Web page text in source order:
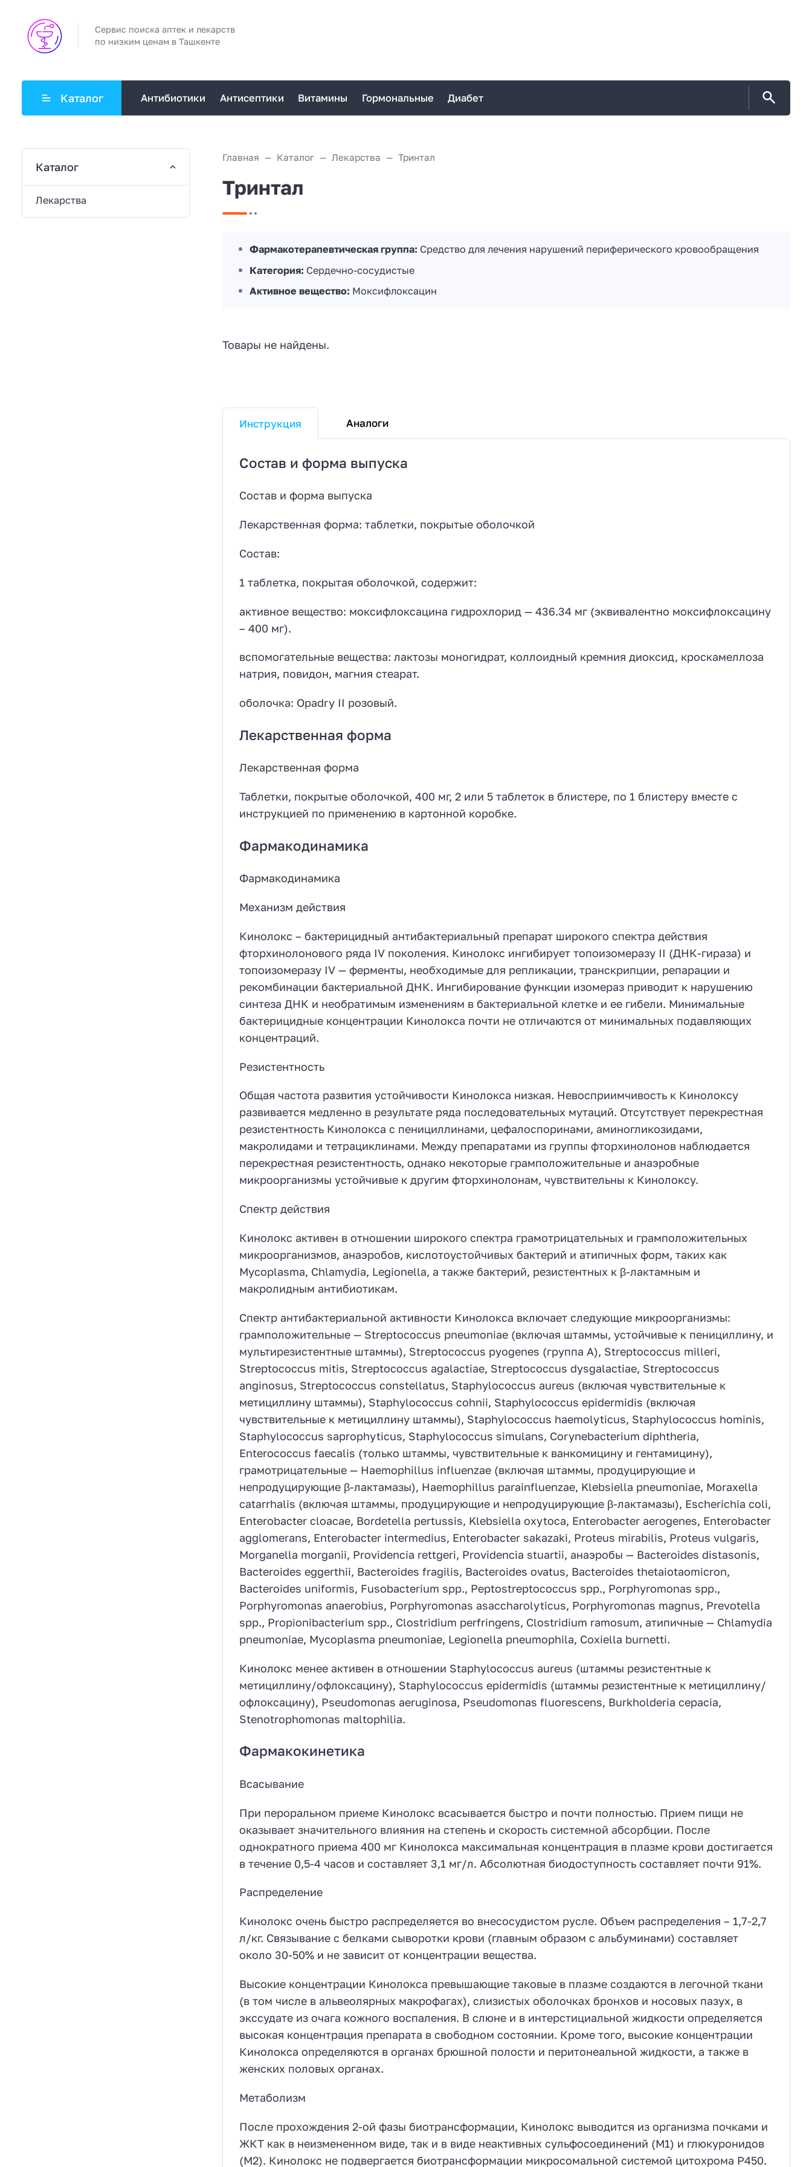
Сервис поиска аптек и лекарств
по низким ценам в Ташкенте
Каталог Антибиотики Антисептики Витамины Гормональные Диабет
Главная Каталог Лекарства Тринтал
Тринтал
Фармакотерапевтическая группа: Средство для лечения нарушений периферического кровообращения
Категория: Сердечно-сосудистые
Активное вещество: Моксифлоксацин
Товары не найдены.
Инструкция Аналоги
Состав и форма выпуска
Состав и форма выпуска
Лекарственная форма: таблетки, покрытые оболочкой
Состав:
1 таблетка, покрытая оболочкой, содержит:
активное вещество: моксифлоксацина гидрохлорид — 436.34 мг (эквивалентно моксифлоксацину
– 400 мг).
вспомогательные вещества: лактозы моногидрат, коллоидный кремния диоксид, кроскамеллоза
натрия, повидон, магния стеарат.
оболочка: Opadry II розовый.
Лекарственная форма
Лекарственная форма
Таблетки, покрытые оболочкой, 400 мг, 2 или 5 таблеток в блистере, по 1 блистеру вместе с
инструкцией по применению в картонной коробке.
Фармакодинамика
Фармакодинамика
Механизм действия
Кинолокс – бактерицидный антибактериальный препарат широкого спектра действия
фторхинолонового ряда IV поколения. Кинолокс ингибирует топоизомеразу II (ДНК-гираза) и
топоизомеразу IV — ферменты, необходимые для репликации, транскрипции, репарации и
рекомбинации бактериальной ДНК. Ингибирование функции изомераз приводит к нарушению
синтеза ДНК и необратимым изменениям в бактериальной клетке и ее гибели. Минимальные
бактерицидные концентрации Кинолокса почти не отличаются от минимальных подавляющих
концентраций.
Резистентность
Общая частота развития устойчивости Кинолокса низкая. Невосприимчивость к Кинолоксу
развивается медленно в результате ряда последовательных мутаций. Отсутствует перекрестная
резистентность Кинолокса с пенициллинами, цефалоспоринами, аминогликозидами,
макролидами и тетрациклинами. Между препаратами из группы фторхинолонов наблюдается
перекрестная резистентность, однако некоторые грамположительные и анаэробные
микроорганизмы устойчивые к другим фторхинолонам, чувствительны к Кинолоксу.
Спектр действия
Кинолокс активен в отношении широкого спектра грамотрицательных и грамположительных
микроорганизмов, анаэробов, кислотоустойчивых бактерий и атипичных форм, таких как
Mycoplasma, Chlamydia, Legionella, а также бактерий, резистентных к β-лактамным и
макролидным антибиотикам.
Спектр антибактериальной активности Кинолокса включает следующие микроорганизмы:
грамположительные — Streptococcus pneumoniae (включая штаммы, устойчивые к пенициллину, и
мультирезистентные штаммы), Streptococcus pyogenes (группа А), Streptococcus milleri,
Streptococcus mitis, Streptococcus agalactiae, Streptococcus dysgalactiae, Streptococcus
anginosus, Streptococcus constellatus, Staphylococcus aureus (включая чувствительные к
метициллину штаммы), Staphylococcus cohnii, Staphylococcus epidermidis (включая
чувствительные к метициллину штаммы), Staphylococcus haemolyticus, Staphylococcus hominis,
Staphylococcus saprophyticus, Staphylococcus simulans, Corynebacterium diphtheria,
Enterococcus faecalis (только штаммы, чувствительные к ванкомицину и гентамицину),
грамотрицательные — Haemophillus influenzae (включая штаммы, продуцирующие и
непродуцирующие β-лактамазы), Haemophillus parainfluenzae, Klebsiella pneumoniae, Moraxella
catarrhalis (включая штаммы, продуцирующие и непродуцирующие β-лактамазы), Escherichia coli,
Enterobacter cloacae, Bordetella pertussis, Klebsiella oxytoca, Enterobacter aerogenes, Enterobacter
agglomerans, Enterobacter intermedius, Enterobacter sakazaki, Proteus mirabilis, Proteus vulgaris,
Morganella morganii, Providencia rettgeri, Providencia stuartii, анаэробы — Bacteroides distasonis,
Bacteroides eggerthii, Bacteroides fragilis, Bacteroides ovatus, Bacteroides thetaiotaomicron,
Bacteroides uniformis, Fusobacterium spp., Peptostreptococcus spp., Porphyromonas spp.,
Porphyromonas anaerobius, Porphyromonas asaccharolyticus, Porphyromonas magnus, Prevotella
spp., Propionibacterium spp., Clostridium perfringens, Clostridium ramosum, атипичные — Chlamydia
pneumoniae, Mycoplasma pneumoniae, Legionella pneumophila, Coxiella burnetti.
Кинолокс менее активен в отношении Staphylococcus aureus (штаммы резистентные к
метициллину/офлоксацину), Staphylococcus epidermidis (штаммы резистентные к метициллину/
офлоксацину), Pseudomonas aeruginosa, Pseudomonas fluorescens, Burkholderia cepacia,
Stenotrophomonas maltophilia.
Фармакокинетика
Всасывание
При пероральном приеме Кинолокс всасывается быстро и почти полностью. Прием пищи не
оказывает значительного влияния на степень и скорость системной абсорбции. После
однократного приема 400 мг Кинолокса максимальная концентрация в плазме крови достигается
в течение 0,5-4 часов и составляет 3,1 мг/л. Абсолютная биодоступность составляет почти 91%.
Распределение
Кинолокс очень быстро распределяется во внесосудистом русле. Объем распределения – 1,7-2,7
л/кг. Связывание с белками сыворотки крови (главным образом с альбуминами) составляет
около 30-50% и не зависит от концентрации вещества.
Высокие концентрации Кинолокса превышающие таковые в плазме создаются в легочной ткани
(в том числе в альвеолярных макрофагах), слизистых оболочках бронхов и носовых пазух, в
экссудате из очага кожного воспаления. В слюне и в интерстициальной жидкости определяется
высокая концентрация препарата в свободном состоянии. Кроме того, высокие концентрации
Кинолокса определяются в органах брюшной полости и перитонеальной жидкости, а также в
женских половых органах.
Метаболизм
После прохождения 2-ой фазы биотрансформации, Кинолокс выводится из организма почками и
ЖКТ как в неизмененном виде, так и в виде неактивных сульфосоединений (М1) и глюкуронидов
(М2). Кинолокс не подвергается биотрансформации микросомальной системой цитохрома Р450.
Каталог
Лекарства